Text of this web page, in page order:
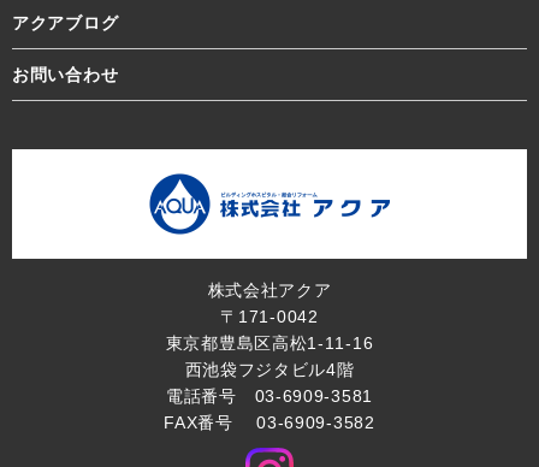
アクアブログ
お問い合わせ
株式会社アクア
〒171-0042
東京都豊島区高松1-11-16
西池袋フジタビル4階
電話番号 03-6909-3581
FAX番号 03-6909-3582